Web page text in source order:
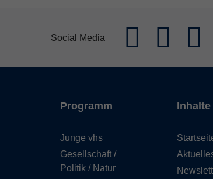
Social Media
Programm
Junge vhs
Gesellschaft /
Politik / Natur
Inhalte